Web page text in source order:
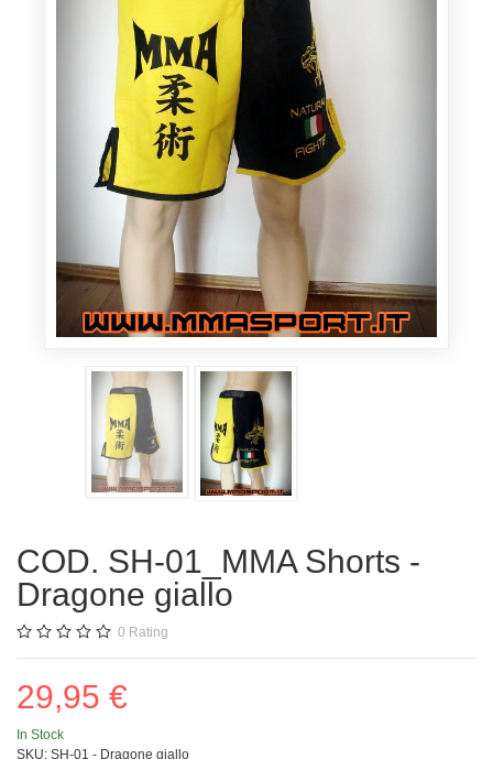
COD. SH-01_MMA Shorts -
Dragone giallo
0 Rating
29,95 €
In Stock
SKU: SH-01 - Dragone giallo